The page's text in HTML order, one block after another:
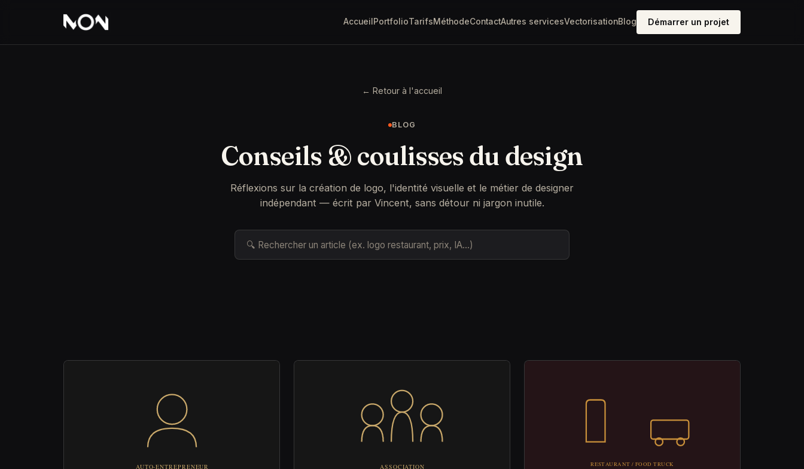
Accueil PortfolioTarifsMéthodeContactAutres servicesVectorisationBlog Démarrer un projet
← Retour à l'accueil
BLOG
Conseils & coulisses du design
Réflexions sur la création de logo, l'identité visuelle et le métier de designer
indépendant — écrit par Vincent, sans détour ni jargon inutile.